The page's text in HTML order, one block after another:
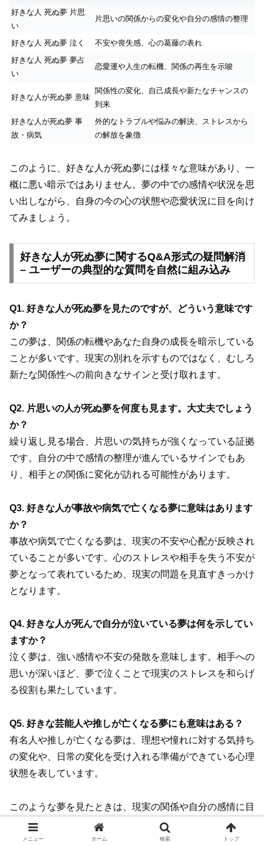
好きな人 死ぬ夢 片思
い
片思いの関係からの変化や自分の感情の整理
好きな人 死ぬ夢 泣く
不安や喪失感、心の葛藤の表れ
好きな人 死ぬ夢 夢占
い
恋愛運や人生の転機、関係の再生を示唆
好きな人が死ぬ夢 意味
関係性の変化、自己成長や新たなチャンスの
到来
好きな人が死ぬ夢 事
故・病気
外的なトラブルや悩みの解決、ストレスから
の解放を象徴
このように、好きな人が死ぬ夢には様々な意味があり、一
概に悪い暗示ではありません。夢の中での感情や状況を思
い出しながら、自身の今の心の状態や恋愛状況に目を向け
てみましょう。
好きな人が死ぬ夢に関するQ&A形式の疑問解消
– ユーザーの典型的な質問を自然に組み込み
Q1. 好きな人が死ぬ夢を見たのですが、どういう意味です
か？
この夢は、関係の転機やあなた自身の成長を暗示している
ことが多いです。現実の別れを示すものではなく、むしろ
新たな関係性への前向きなサインと受け取れます。
Q2. 片思いの人が死ぬ夢を何度も見ます。大丈夫でしょう
か？
繰り返し見る場合、片思いの気持ちが強くなっている証拠
です。自分の中で感情の整理が進んでいるサインでもあ
り、相手との関係に変化が訪れる可能性があります。
Q3. 好きな人が事故や病気で亡くなる夢に意味はあります
か？
事故や病気で亡くなる夢は、現実の不安や心配が反映され
ていることが多いです。心のストレスや相手を失う不安が
夢となって表れているため、現実の問題を見直すきっかけ
となります。
Q4. 好きな人が死んで自分が泣いている夢は何を示してい
ますか？
泣く夢は、強い感情や不安の発散を意味します。相手への
思いが深いほど、夢で泣くことで現実のストレスを和らげ
る役割も果たしています。
Q5. 好きな芸能人や推しが亡くなる夢にも意味はある？
有名人や推しが亡くなる夢は、理想や憧れに対する気持ち
の変化や、日常の変化を受け入れる準備ができている心理
状態を表しています。
このような夢を見たときは、現実の関係や自分の感情に目
を向けて、自分自身を大切にするきっかけにしてくださ
い。メニュー ホーム 検索 トップ